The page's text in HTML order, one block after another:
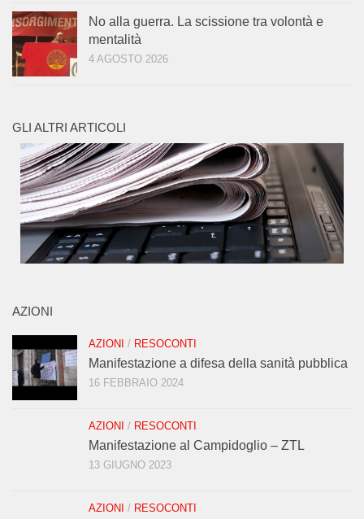
No alla guerra. La scissione tra volontà e
mentalità
4 AGOSTO 2026
GLI ALTRI ARTICOLI
AZIONI
AZIONI / RESOCONTI
Manifestazione a difesa della sanità pubblica
16 FEBBRAIO 2024
AZIONI / RESOCONTI
Manifestazione al Campidoglio – ZTL
13 GIUGNO 2023
AZIONI / RESOCONTI